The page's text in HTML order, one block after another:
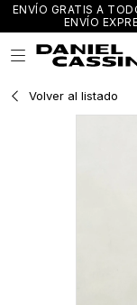
ENVÍO GRATIS A
ENVÍO

Volver al listado